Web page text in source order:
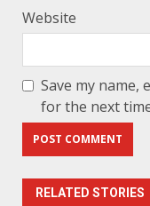
Website
Save my name,
for the next
RELATED STORIES